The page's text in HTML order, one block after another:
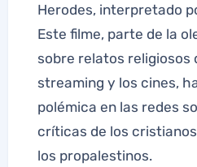
Herodes, interpretado
Este filme, parte de la
sobre relatos religiosos
streaming y los cines,
polémica en las redes
críticas de los
los propalestinos.